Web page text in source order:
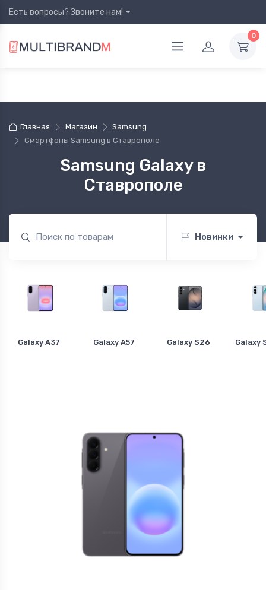
Есть вопросы? Звоните нам!
0
Главная Магазин
Samsung
Смартфоны Samsung в Ставрополе
Samsung Galaxy в
Ставрополе
Новинки
Galaxy A37 Galaxy A57 Galaxy S26 Galaxy